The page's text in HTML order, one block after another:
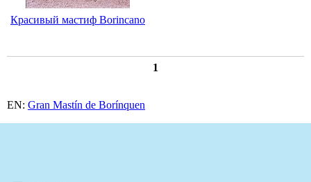
Красивый мастиф Borincano
1
EN: Gran Mastín de Borínquen